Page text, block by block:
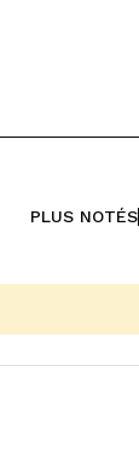
PLUS NOTÉS